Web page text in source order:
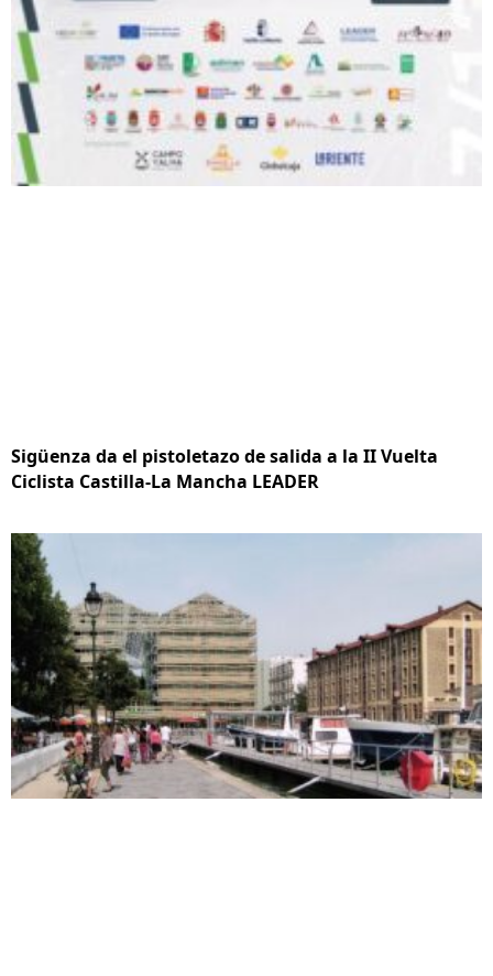
Sigüenza da el pistoletazo de salida a la II Vuelta
Ciclista Castilla-La Mancha LEADER